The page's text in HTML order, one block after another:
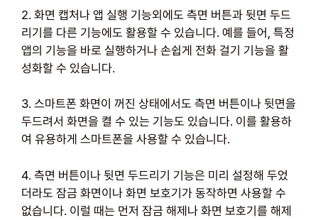
2. 화면 캡처나 앱 실행 기능외에도 측면 버튼과 뒷면 두드
리기를 다른 기능에도 활용할 수 있습니다. 예를 들어, 특정
앱의 기능을 바로 실행하거나 손쉽게 전화 걸기 기능을 활
성화할 수 있습니다.
3. 스마트폰 화면이 꺼진 상태에서도 측면 버튼이나 뒷면을
두드려서 화면을 켤 수 있는 기능도 있습니다. 이를 활용하
여 유용하게 스마트폰을 사용할 수 있습니다.
4. 측면 버튼이나 뒷면 두드리기 기능은 미리 설정해 두었
더라도 잠금 화면이나 화면 보호기가 동작하면 사용할 수
없습니다. 이럴 때는 먼저 잠금 해제나 화면 보호기를 해제